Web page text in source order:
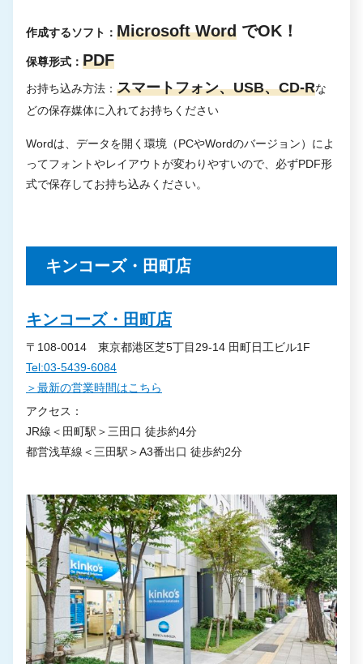
作成するソフト： Microsoft Word でOK！
保尊形式： PDF
お持ち込み方法： スマートフォン、USB、CD-Rな
どの保存媒体に入れてお持ちください
Wordは、データを開く環境（PCやWordのバージョン）によ
ってフォントやレイアウトが変わりやすいので、必ずPDF形
式で保存してお持ち込みください。
キンコーズ・田町店
キンコーズ・田町店
〒108-0014 東京都港区芝5丁目29-14 田町日工ビル1F
Tel:03-5439-6084
＞最新の営業時間はこちら
アクセス：
JR線＜田町駅＞三田口 徒歩約4分
都営浅草線＜三田駅＞A3番出口 徒歩約2分